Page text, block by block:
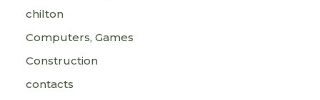
chilton
Computers, Games
Construction
contacts